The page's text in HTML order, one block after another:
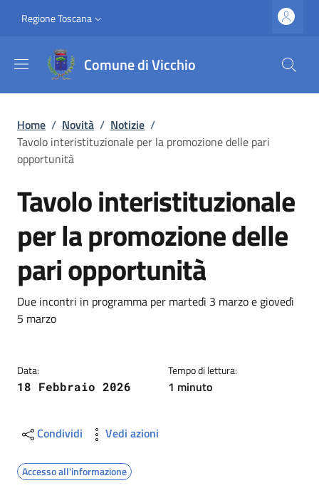
Slim top
Regione Toscana
Comune di Vicchio
Briciole di pane
Home / Novità / Notizie /
Tavolo interistituzionale per la promozione delle pari
opportunità
Tavolo interistituzionale
per la promozione delle
pari opportunità
Dettagli
Descrizione breve
Due incontri in programma per martedì 3 marzo e giovedì
5 marzo
Data:
18 Febbraio 2026
Tempo di lettura:
1 minuto
Condividi Vedi azioni
Accesso all'informazione